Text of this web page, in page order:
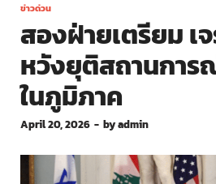
ข่าวด่วน
สองฝ่ายเตรียม เ
หวังยุติสถานการ
ในภูมิภาค
April 20, 2026 - byadmin